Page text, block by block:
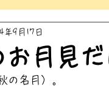
お月見
年9月17日
の名月）。